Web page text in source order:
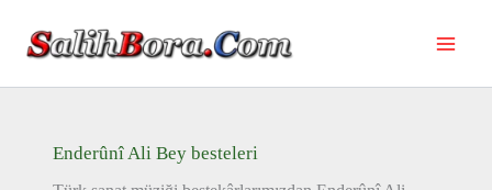
Enderûnî Ali Bey besteleri